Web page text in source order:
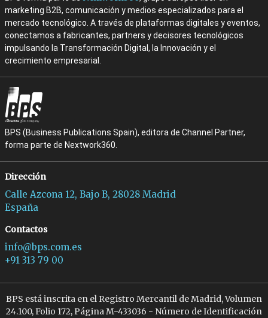
marketing B2B, comunicación y medios especializados para el
mercado tecnológico. A través de plataformas digitales y eventos,
conectamos a fabricantes, partners y decisores tecnológicos
impulsando la Transformación Digital, la Innovación y el
crecimiento empresarial.
BPS (Business Publications Spain), editora de Channel Partner,
forma parte de Nextwork360.
Dirección
Calle Azcona 12, Bajo B, 28028 Madrid
España
Contactos
info@bps.com.es
+91 313 79 00
BPS está inscrita en el Registro Mercantil de Madrid, Volumen
24.100, Folio 172, Página M-433036 - Número de Identificación